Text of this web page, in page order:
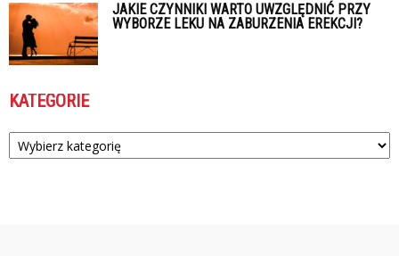
JAKIE CZYNNIKI WARTO UWZGLĘDNIĆ PRZY
WYBORZE LEKU NA ZABURZENIA EREKCJI?
KATEGORIE
Kategorie